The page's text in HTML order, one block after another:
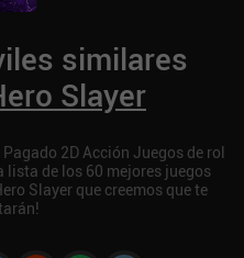
similares
Slayer
2D Acción Juegos de rol
lista de los 60 mejores juegos
Slayer que creemos que te